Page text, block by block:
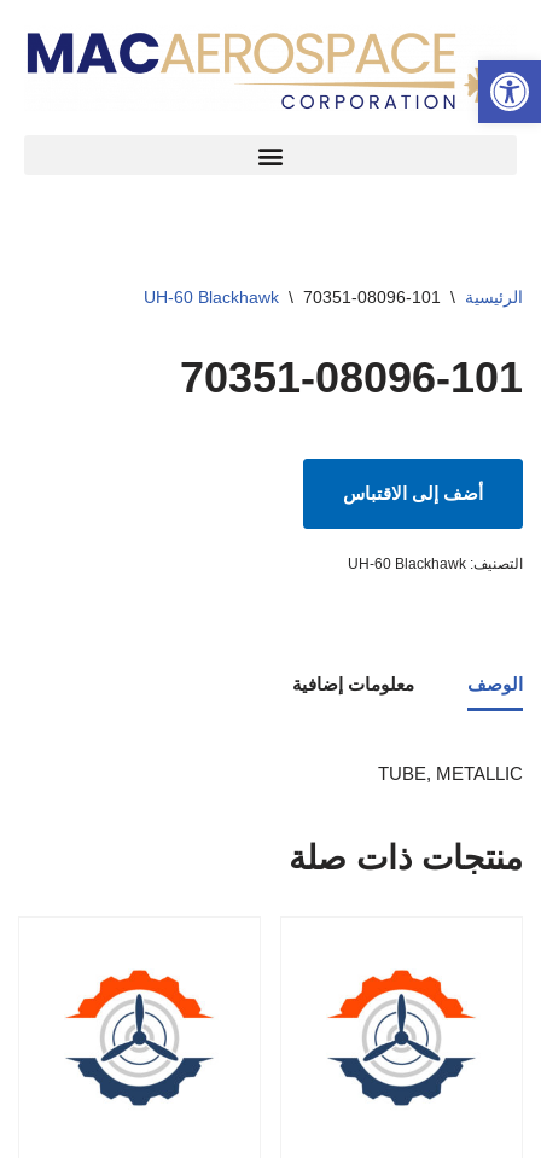
شريط الأدوات المفتوح
تخطى
إلى
المحتوى
الرئيسية \
UH-60 Blackhawk \ 70351-08096-101
70351-08096-101
أضف إلى الاقتباس
التصنيف: UH-60 Blackhawk
الوصف معلومات إضافية
TUBE, METALLIC
منتجات ذات صلة